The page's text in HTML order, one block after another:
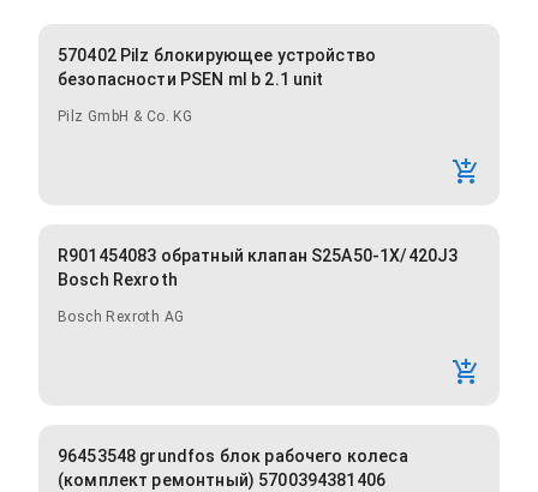
570402 Pilz блокирующее устройство
безопасности PSEN ml b 2.1 unit
Pilz GmbH & Co. KG
R901454083 обратный клапан S25A50-1X/420J3
Bosch Rexroth
Bosch Rexroth AG
96453548 grundfos блок рабочего колеса
(комплект ремонтный) 5700394381406